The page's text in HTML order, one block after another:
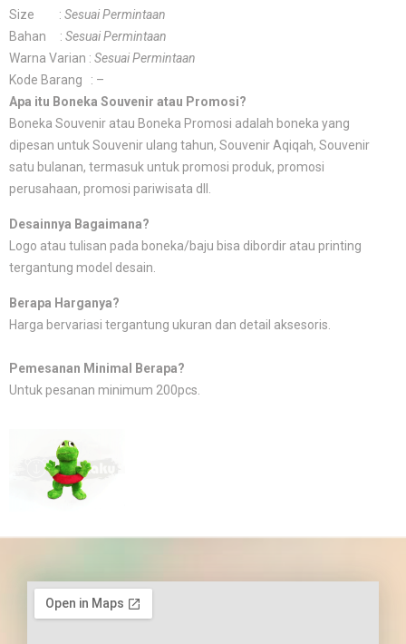
Size : Sesuai Permintaan
Bahan : Sesuai Permintaan
Warna Varian : Sesuai Permintaan
Kode Barang : –
Apa itu Boneka Souvenir atau Promosi?
Boneka Souvenir atau Boneka Promosi adalah boneka yang
dipesan untuk Souvenir ulang tahun, Souvenir Aqiqah, Souvenir
satu bulanan, termasuk untuk promosi produk, promosi
perusahaan, promosi pariwisata dll.
Desainnya Bagaimana?
Logo atau tulisan pada boneka/baju bisa dibordir atau printing
tergantung model desain.
Berapa Harganya?
Harga bervariasi tergantung ukuran dan detail aksesoris.
Pemesanan Minimal Berapa?
Untuk pesanan minimum 200pcs.